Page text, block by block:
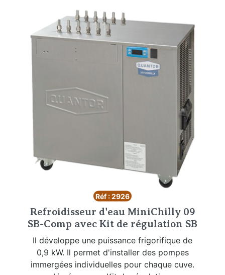
Réf : 2926
Refroidisseur d'eau MiniChilly 09
SB-Comp avec Kit de régulation SB
Il développe une puissance frigorifique de
0,9 kW. Il permet d'installer des pompes
immergées individuelles pour chaque cuve.